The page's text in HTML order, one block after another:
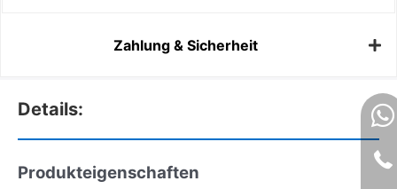
Zahlung & Sicherheit
Details:
Produkteigenschaften